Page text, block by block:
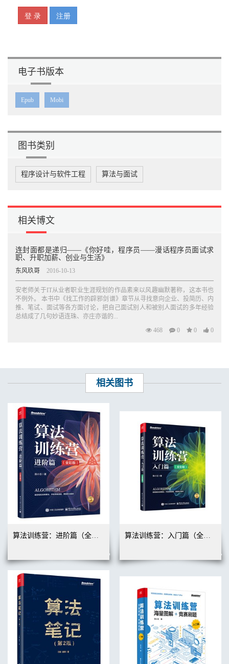
软件开发的十八般乐趣
咦，你也在混日子啊
让程序员无语的那些事儿
乐观的程序员
怎么告别“混日子”
一个老程序员的2014
就这几点，提高工作效率
程序员的第二生活支点
程序员的年龄怎么着了
不要让自己成为问题
怎样才能多读一些书
伤心小箭，你中了几枝
问题去哪儿啦
一张图道尽程序员的出路
技术人员为什么要写博客
程序员和女朋友（男版）
程序员和女朋友（女版）
生个孩子吧
推荐给程序员的书
电子书版本
Epub Mobi
图书类别
程序设计与软件工程 算法与面试
相关博文
连封面都是递归——《你好哇，程序员——漫话程序员面试求
职、升职加薪、创业与生活》
东风玖哥 2016-10-13
安老师关于IT从业者职业生涯规划的作品素来以风趣幽默著称，这本书也
不例外。 本书中《找工作的辟邪剑谱》章节从寻找意向企业、投简历、内
推、笔试、面试等各方面讨论，把自己面试别人和被别人面试的多年经验
总结成了几句妙语连珠、亦庄亦谐的...
468
0 0 0
相关图书